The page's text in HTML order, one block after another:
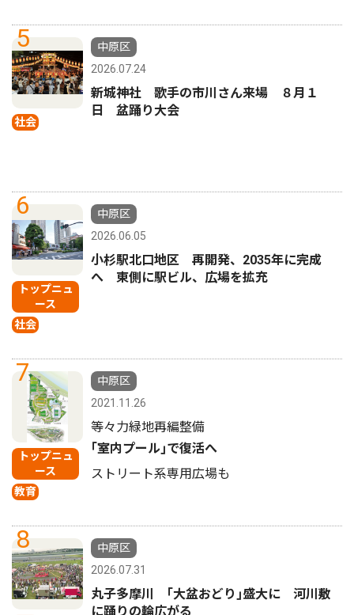
5
社会
中原区
2026.07.24
新城神社 歌手の市川さん来場 ８月１
日 盆踊り大会
6
トップニュ
ース
社会
中原区
2026.06.05
小杉駅北口地区 再開発、2035年に完成
へ 東側に駅ビル、広場を拡充
7
トップニュ
ース
教育
中原区
2021.11.26
等々力緑地再編整備
｢室内プール｣で復活へ
ストリート系専用広場も
8
中原区
2026.07.31
丸子多摩川 ｢大盆おどり｣盛大に 河川敷
に踊りの輪広がる